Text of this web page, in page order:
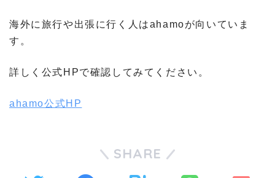
海外に旅行や出張に行く人はahamoが向いていま
す。
詳しく公式HPで確認してみてください。
ahamo公式HP
SHARE